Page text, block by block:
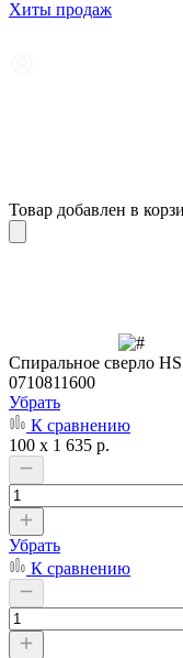
Хиты продаж
Товар добавлен в
Cпиральное сверло
0710811600
Убрать
К сравнению
100 x 1 635 р.
Убрать
К сравнению